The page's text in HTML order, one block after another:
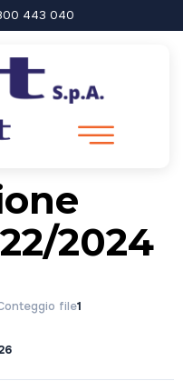
443 040
2024
file1